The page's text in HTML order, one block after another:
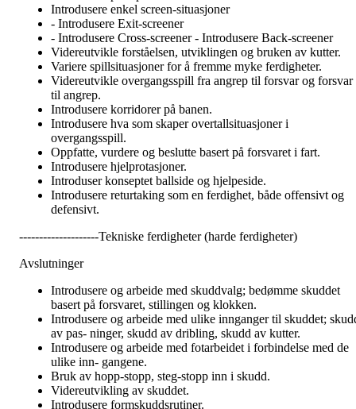
Introdusere enkel screen-situasjoner
- Introdusere Exit-screener
- Introdusere Cross-screener - Introdusere Back-screener
Videreutvikle forståelsen, utviklingen og bruken av kutter.
Variere spillsituasjoner for å fremme myke ferdigheter.
Videreutvikle overgangsspill fra angrep til forsvar og forsvar
til angrep.
Introdusere korridorer på banen.
Introdusere hva som skaper overtallsituasjoner i
overgangsspill.
Oppfatte, vurdere og beslutte basert på forsvaret i fart.
Introdusere hjelprotasjoner.
Introduser konseptet ballside og hjelpeside.
Introdusere returtaking som en ferdighet, både offensivt og
defensivt.
--------------------Tekniske ferdigheter (harde ferdigheter)
Avslutninger
Introdusere og arbeide med skuddvalg; bedømme skuddet
basert på forsvaret, stillingen og klokken.
Introdusere og arbeide med ulike innganger til skuddet;
av pas- ninger, skudd av dribling, skudd av kutter.
Introdusere og arbeide med fotarbeidet i forbindelse med de
ulike inn- gangene.
Bruk av hopp-stopp, steg-stopp inn i skudd.
Videreutvikling av skuddet.
Introdusere formskuddsrutiner.